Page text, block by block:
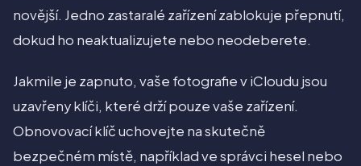
novější. Jedno zastaralé zařízení zablokuje přepnutí,
dokud ho neaktualizujete nebo neodeberete.
Jakmile je zapnuto, vaše fotografie v iCloudu jsou
uzavřeny klíči, které drží pouze vaše zařízení.
Obnovovací klíč uchovejte na skutečně
bezpečném místě, například ve správci hesel nebo